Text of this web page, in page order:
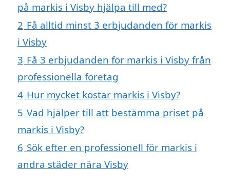
på markis i Visby hjälpa till med?
2 Få alltid minst 3 erbjudanden för markis
i Visby
3 Få 3 erbjudanden för markis i Visby från
professionella företag
4 Hur mycket kostar markis i Visby?
5 Vad hjälper till att bestämma priset på
markis i Visby?
6 Sök efter en professionell för markis i
andra städer nära Visby